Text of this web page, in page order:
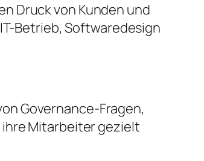
Druck von Kunden und
Betrieb, Softwaredesign
Governance-Fragen,
Mitarbeiter gezielt